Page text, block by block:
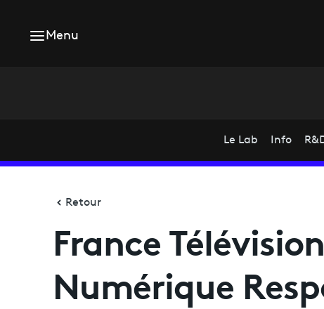
Menu
Le Lab Info
Retour
France
Numérique